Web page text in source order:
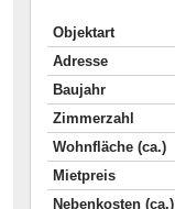
Objektart
Adresse
Baujahr
Zimmerzahl
Wohnfläche (ca.)
Mietpreis
Nebenkosten (ca.)